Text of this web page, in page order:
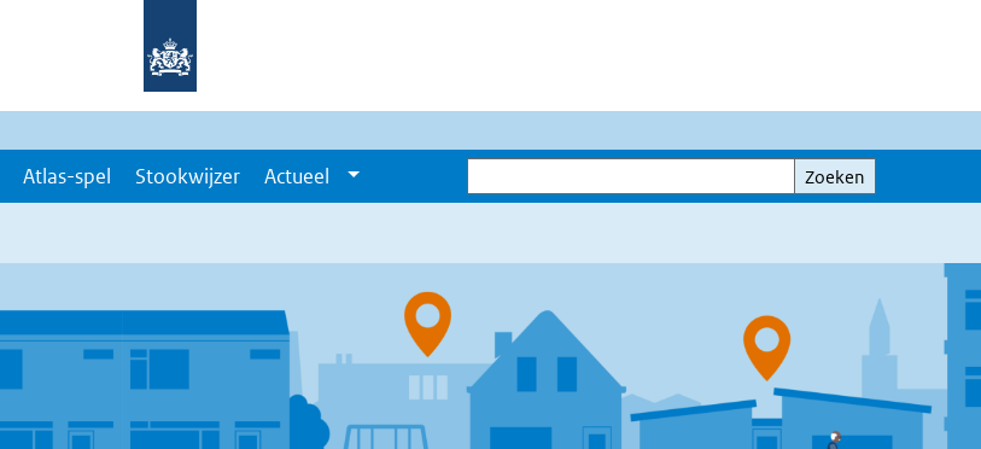
Atlas-spel Stookwijzer Actueel
Zoeken
Zoeken